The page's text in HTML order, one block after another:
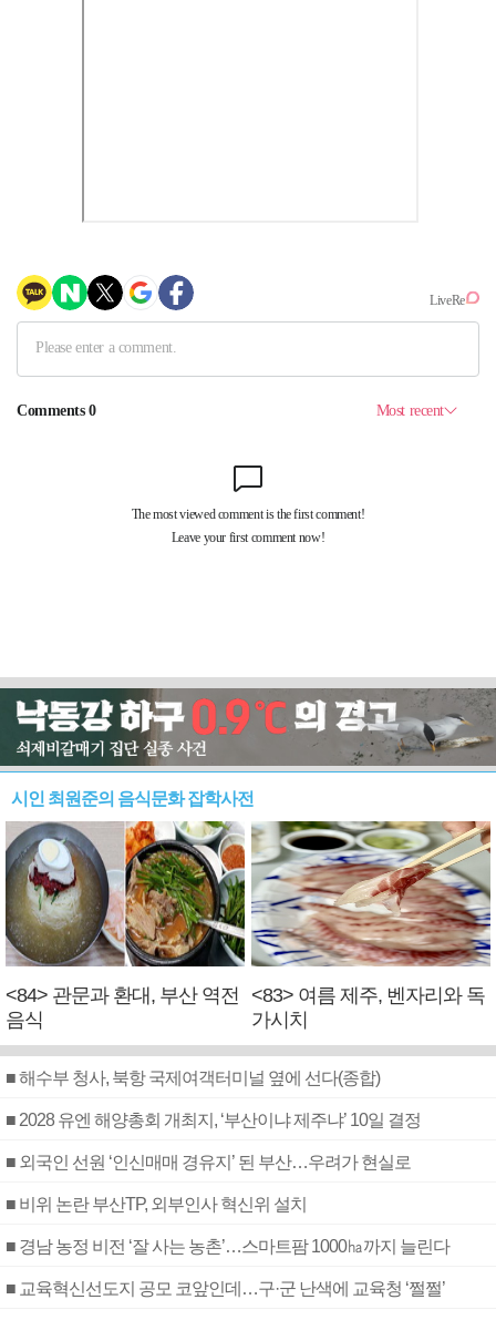
시인 최원준의 음식문화 잡학사전
<84> 관문과 환대, 부산 역전
음식
<83> 여름 제주, 벤자리와 독
가시치
■ 해수부 청사, 북항 국제여객터미널 옆에 선다(종합)
■ 2028 유엔 해양총회 개최지, ‘부산이냐 제주냐’ 10일 결정
■ 외국인 선원 ‘인신매매 경유지’ 된 부산…우려가 현실로
■ 비위 논란 부산TP, 외부인사 혁신위 설치
■ 경남 농정 비전 ‘잘 사는 농촌’…스마트팜 1000㏊까지 늘린다
■ 교육혁신선도지 공모 코앞인데…구·군 난색에 교육청 ‘쩔쩔’